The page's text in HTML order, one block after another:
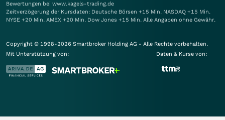
Bewertungen bei www.kagels-trading.de
Zeitverzögerung der Kursdaten: Deutsche Börsen +15 Min. NASDAQ +15 Min.
NYSE +20 Min. AMEX +20 Min. Dow Jones +15 Min. Alle Angaben ohne Gewähr.
Copyright © 1998-2026 Smartbroker Holding AG - Alle Rechte vorbehalten.
Mit Unterstützung von:
Daten & Kurse von: